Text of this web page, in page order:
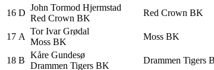
16 D
John Tormod Hjermstad
Red Crown BK
Red Crown BK
17 A
Tor Ivar Grødal
Moss BK
Moss BK
18 B
Kåre Gundesø
Drammen Tigers BK
Drammen Tigers